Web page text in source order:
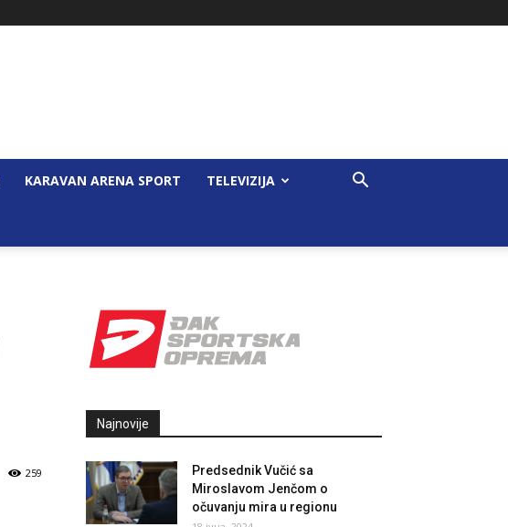
KARAVAN ARENA SPORT TELEVIZIJA
259
Najnovije
Predsednik Vučić sa
Miroslavom Jenčom o
očuvanju mira u regionu